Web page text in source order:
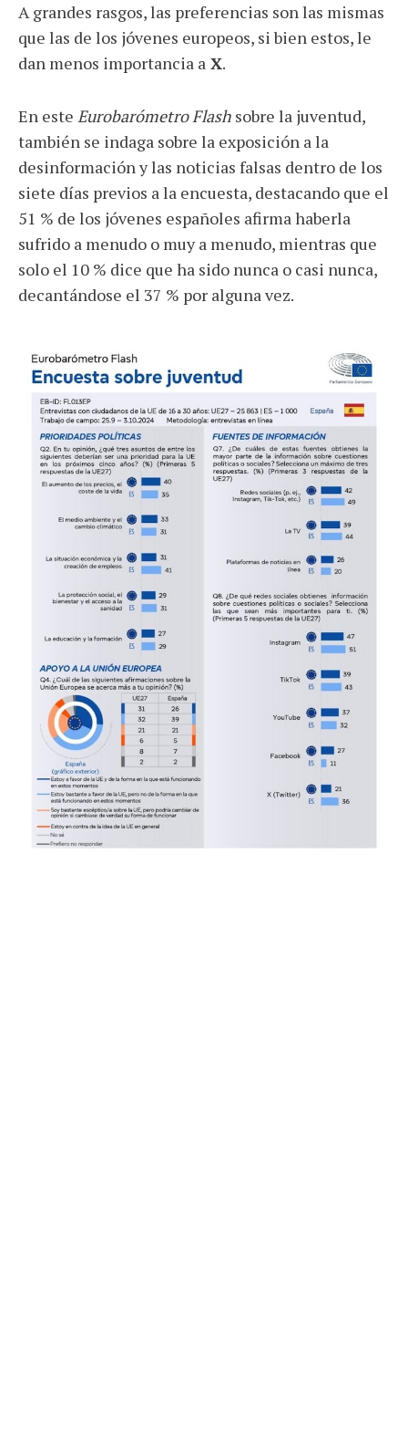
A grandes rasgos, las preferencias son las mismas
que las de los jóvenes europeos, si bien estos, le
dan menos importancia a X.
En este Eurobarómetro Flash sobre la juventud,
también se indaga sobre la exposición a la
desinformación y las noticias falsas dentro de los
siete días previos a la encuesta, destacando que el
51 % de los jóvenes españoles afirma haberla
sufrido a menudo o muy a menudo, mientras que
solo el 10 % dice que ha sido nunca o casi nunca,
decantándose el 37 % por alguna vez.